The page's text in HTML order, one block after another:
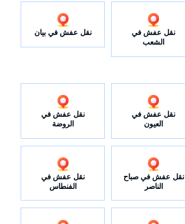
نقل عفش في
الشعب
نقل عفش في بيان
نقل عفش في
العيون
نقل عفش في
الروضة
نقل عفش في صباح
الناصر
نقل عفش في
الفنطاس